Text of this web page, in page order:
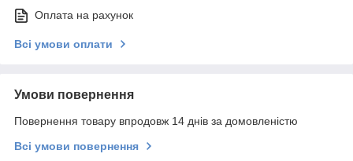
Оплата на рахунок
Всі умови оплати
Умови повернення
Повернення товару впродовж 14 днів за домовленістю
Всі умови повернення